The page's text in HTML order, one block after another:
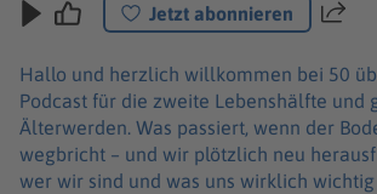
Jetzt abonnieren Teilen
​​Hallo und herzlich willkommen bei 50
Podcast für die zweite Lebenshälfte und
Älterwerden. Was passiert, wenn der Boden unter uns
wegbricht – und wir plötzlich neu
wer wir sind und was uns wirklich wichtig